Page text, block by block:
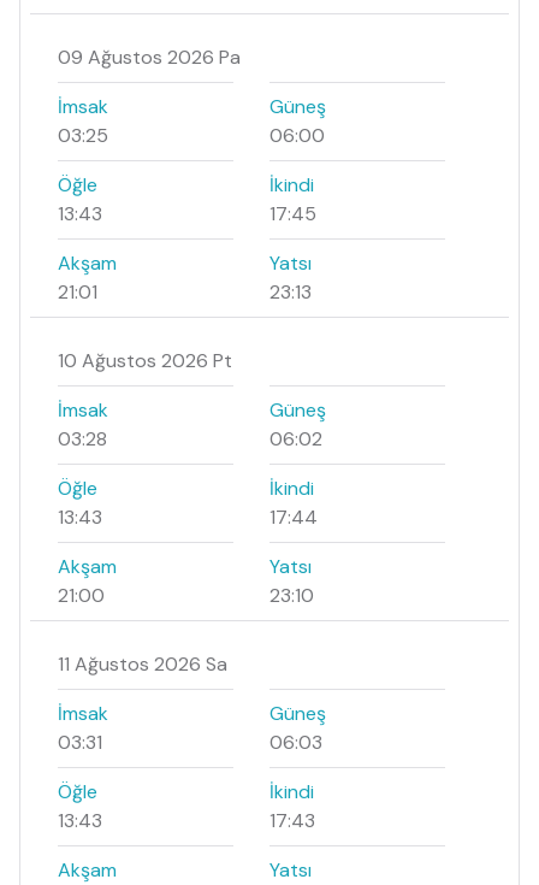
09 Ağustos 2026 Pa
İmsak
03:25
Güneş
06:00
Öğle
13:43
İkindi
17:45
Akşam
21:01
Yatsı
23:13
10 Ağustos 2026 Pt
İmsak
03:28
Güneş
06:02
Öğle
13:43
İkindi
17:44
Akşam
21:00
Yatsı
23:10
11 Ağustos 2026 Sa
İmsak
03:31
Güneş
06:03
Öğle
13:43
İkindi
17:43
Akşam
Yatsı